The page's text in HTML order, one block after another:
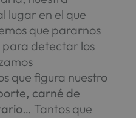
lugar en el que
que pararnos
para detectar los
que figura nuestro
carné de
… Tantos que